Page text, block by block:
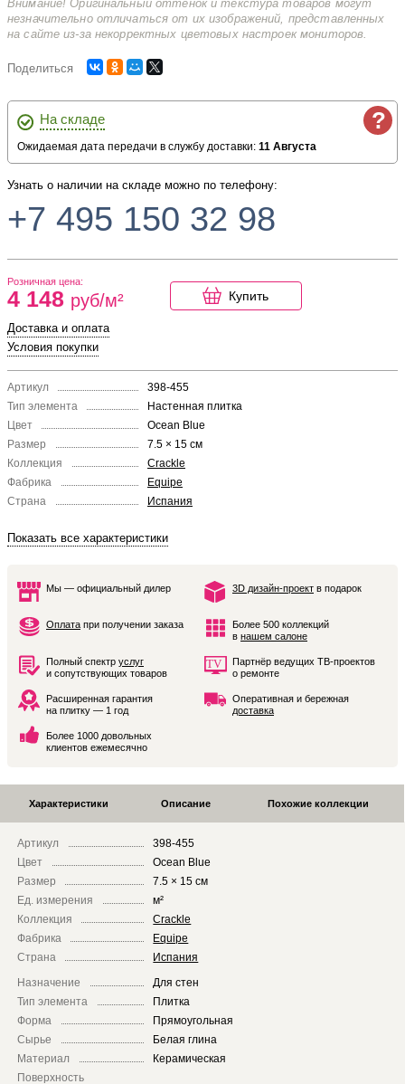
Внимание! Оригинальный оттенок и текстура товаров могут
незначительно отличаться от их изображений, представленных
на сайте из-за некорректных цветовых настроек мониторов.
Поделиться
?
На складе
Ожидаемая дата передачи в службу доставки: 11 Августа
Узнать о наличии на складе можно по телефону:
+7 495 150 32 98
Розничная цена:
4 148 руб/м² Купить
Доставка и оплата
Условия покупки
Артикул
398-455
Тип элемента
Настенная плитка
Цвет
Ocean Blue
Размер
7.5 × 15 см
Коллекция
Crackle
Фабрика
Equipe
Страна
Испания
Показать все характеристики
Мы — официальный дилер 3D дизайн-проект в подарок
Оплата при получении заказа
Более 500 коллекций
в нашем салоне
Полный спектр услуг
и сопутствующих товаров
Партнёр ведущих ТВ-проектов
о ремонте
Расширенная гарантия
на плитку — 1 год
Оперативная и бережная
доставка
Более 1000 довольных
клиентов ежемесячно
Характеристики Описание Похожие коллекции
Артикул
398-455
Цвет
Ocean Blue
Размер
7.5 × 15 см
Ед. измерения
м²
Коллекция
Crackle
Фабрика
Equipe
Страна
Испания
Назначение
Для стен
Тип элемента
Плитка
Форма
Прямоугольная
Сырье
Белая глина
Материал
Керамическая
Поверхность